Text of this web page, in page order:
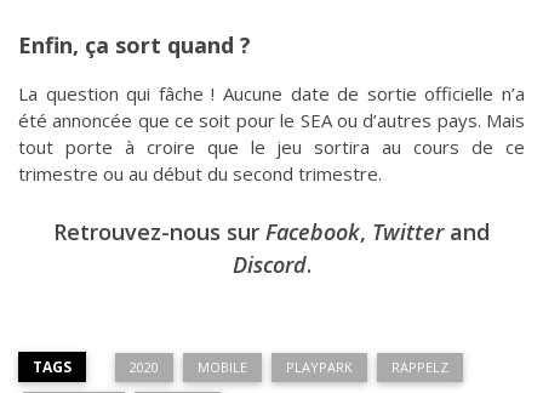
Enfin, ça sort quand ?
La question qui fâche ! Aucune date de sortie officielle n’a
été annoncée que ce soit pour le SEA ou d’autres pays. Mais
tout porte à croire que le jeu sortira au cours de ce
trimestre ou au début du second trimestre.
Retrouvez-nous sur Facebook, Twitterand
Discord.
TAGS 2020 MOBILE PLAYPARK RAPPELZ